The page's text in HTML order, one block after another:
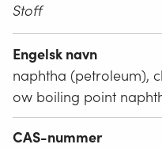
Stoff
Engelsk navn
naphtha (petroleum),
ow boiling point
CAS-nummer